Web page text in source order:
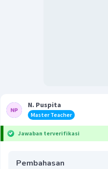
N. Puspita
Master Teacher
Jawaban terverifikasi
Pembahasan